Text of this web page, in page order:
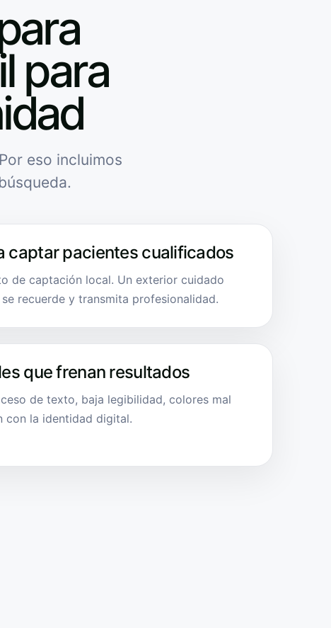
para
eso incluimos
captar pacientes cualificados
de captación local. Un exterior cuidado
recuerde y transmita profesionalidad.
que frenan resultados
de texto, baja legibilidad, colores mal
con la identidad digital.